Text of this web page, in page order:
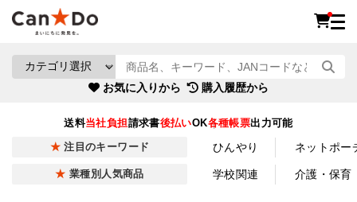
お気に入りから 購入履歴から
送料当社負担請求書後払いOK各種帳票出力可能
注目のキーワード ひんやり ネットポー
業種別人気商品 学校関連 介護・保育